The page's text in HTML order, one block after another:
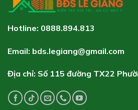
Hotline: 0888.894.813
Email: bds.legiang@gmail.com
Địa chỉ: Số 115 đường TX22